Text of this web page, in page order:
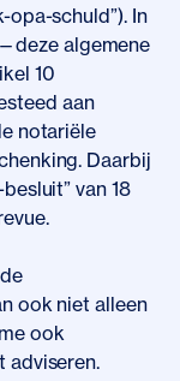
schuld”). In
algemene
10
aan
notariële
Daarbij
van 18
ook niet alleen
ook
adviseren.